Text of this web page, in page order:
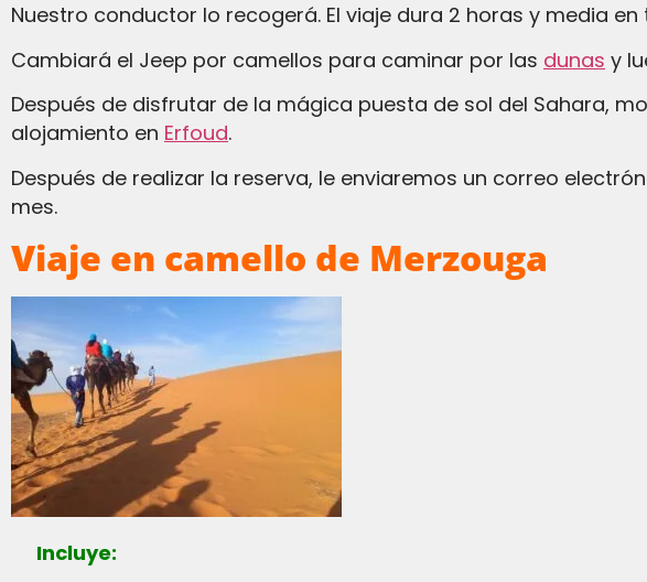
Nuestro conductor lo recogerá. El viaje dura 2 horas y media
Cambiará el Jeep por camellos para caminar por las dunas y
Después de disfrutar de la mágica puesta de sol del Sahara, montará en camello hasta el punto de partida y luego conducirá el Jeep hasta su
alojamiento en Erfoud.
Después de realizar la reserva, le enviaremos un correo electrónico con la hora de salida, ya que la hora de la puesta de sol es diferente cada
mes.
Viaje en camello de Merzouga
Incluye: